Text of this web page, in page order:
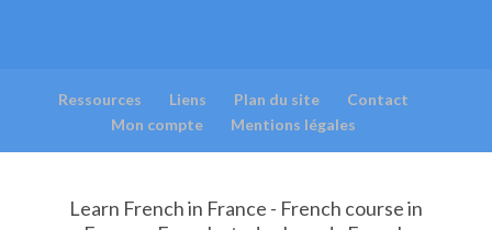
Ressources Liens Plan du site
Contact
Mon compte
Mentions légales
Learn French in France - French course in